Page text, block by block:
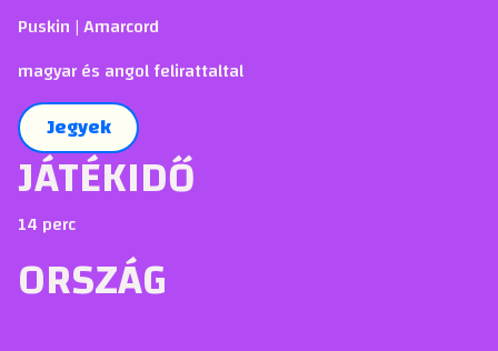
Puskin | Amarcord
magyar és angol felirattaltal
Jegyek
JÁTÉKIDŐ
14 perc
ORSZÁG